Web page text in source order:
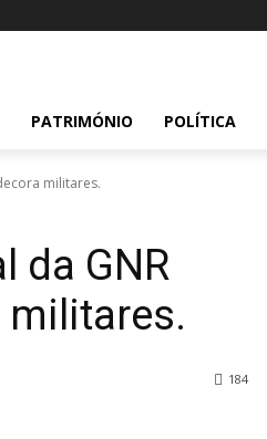
PATRIMÓNIO POLÍTICA
militares.
da GNR
militares.
184